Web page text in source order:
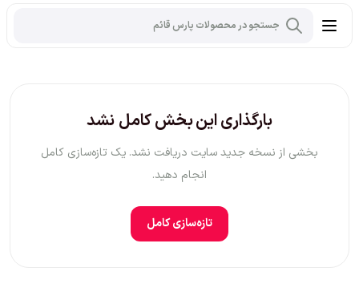
بارگذاری این بخش کامل نشد
بخشی از نسخه جدید سایت دریافت نشد. یک تازه‌سازی کامل
انجام دهید.
تازه‌سازی کامل